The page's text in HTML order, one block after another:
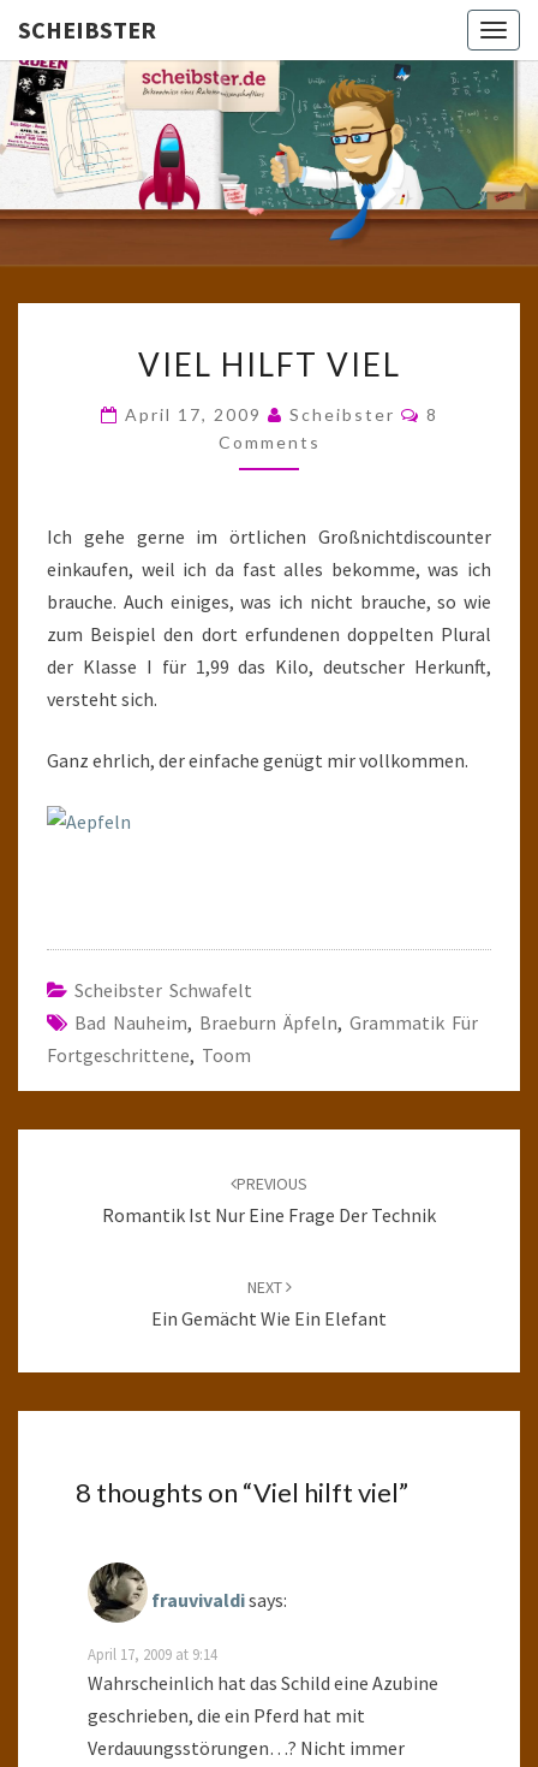
SCHEIBSTER
Gutbürgerliche
Reime Und
Mehr! In
Blogform.
School!
HILFT
VIEL
VIEL HILFT VIEL
April 17, 2009 Scheibster Comments
8
Comments
Ich gehe gerne im örtlichen Großnichtdiscounter
einkaufen, weil ich da fast alles bekomme, was ich
brauche. Auch einiges, was ich nicht brauche, so wie
zum Beispiel den dort erfundenen doppelten Plural
der Klasse I für 1,99 das Kilo, deutscher Herkunft,
versteht sich.
Ganz ehrlich, der einfache genügt mir vollkommen.
Scheibster Schwafelt
Bad Nauheim, Braeburn Äpfeln, Grammatik Für
Fortgeschrittene, Toom
PREVIOUS
Romantik Ist Nur Eine Frage Der Technik
NEXT
Ein Gemächt Wie Ein Elefant
8 thoughts on “Viel hilft viel”
frauvivaldisays:
April 17, 2009 at 9:14
Wahrscheinlich hat das Schild eine Azubine
geschrieben, die ein Pferd hat mit
Verdauungsstörungen…? Nicht immer